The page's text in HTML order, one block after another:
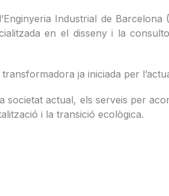
Industrial de
en el disseny i la
ja iniciada per
societat actual, els serveis per
i la transició ecològica.